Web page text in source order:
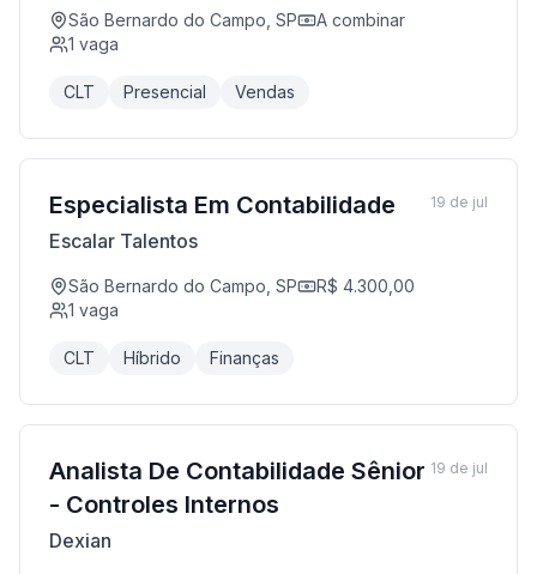
São Bernardo do Campo, SP
A combinar
1 vaga
CLT Presencial Vendas
Especialista Em Contabilidade
Escalar Talentos
São Bernardo do Campo, SP
R$ 4.300,00
1 vaga
CLT Híbrido Finanças
19 de jul
Analista De Contabilidade Sênior
- Controles Internos
Dexian
19 de jul